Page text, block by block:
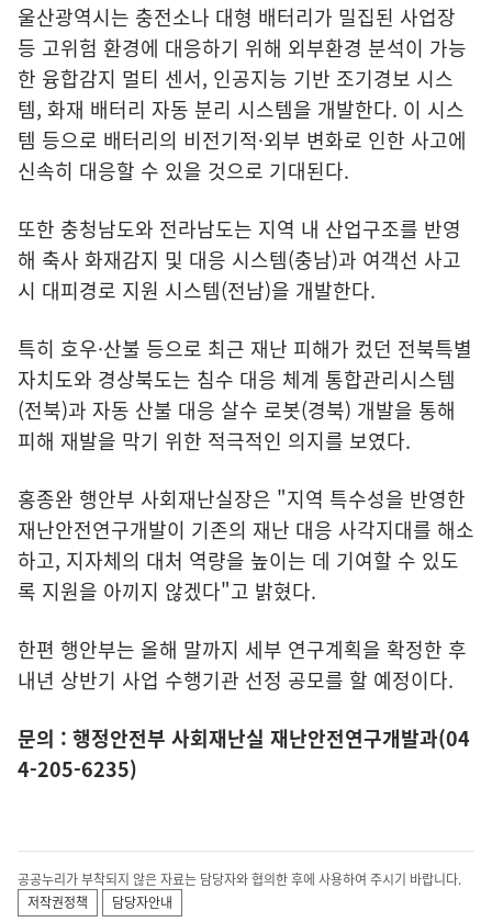
울산광역시는 충전소나 대형 배터리가 밀집된 사업장
등 고위험 환경에 대응하기 위해 외부환경 분석이 가능
한 융합감지 멀티 센서, 인공지능 기반 조기경보 시스
템, 화재 배터리 자동 분리 시스템을 개발한다. 이 시스
템 등으로 배터리의 비전기적·외부 변화로 인한 사고에
신속히 대응할 수 있을 것으로 기대된다.
또한 충청남도와 전라남도는 지역 내 산업구조를 반영
해 축사 화재감지 및 대응 시스템(충남)과 여객선 사고
시 대피경로 지원 시스템(전남)을 개발한다.
특히 호우·산불 등으로 최근 재난 피해가 컸던 전북특별
자치도와 경상북도는 침수 대응 체계 통합관리시스템
(전북)과 자동 산불 대응 살수 로봇(경북) 개발을 통해
피해 재발을 막기 위한 적극적인 의지를 보였다.
홍종완 행안부 사회재난실장은 "지역 특수성을 반영한
재난안전연구개발이 기존의 재난 대응 사각지대를 해소
하고, 지자체의 대처 역량을 높이는 데 기여할 수 있도
록 지원을 아끼지 않겠다"고 밝혔다.
한편 행안부는 올해 말까지 세부 연구계획을 확정한 후
내년 상반기 사업 수행기관 선정 공모를 할 예정이다.
문의 : 행정안전부 사회재난실 재난안전연구개발과(04
4-205-6235)
공공누리가 부착되지 않은 자료는 담당자와 협의한 후에 사용하여 주시기 바랍니다.
저작권정책
담당자안내